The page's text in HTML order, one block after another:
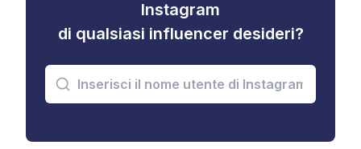
Instagram
di qualsiasi influencer desideri?